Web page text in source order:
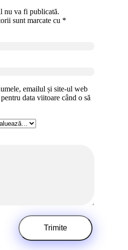
nu va fi publicată.
sunt marcate cu *
emailul și site-ul web
data viitoare când o să